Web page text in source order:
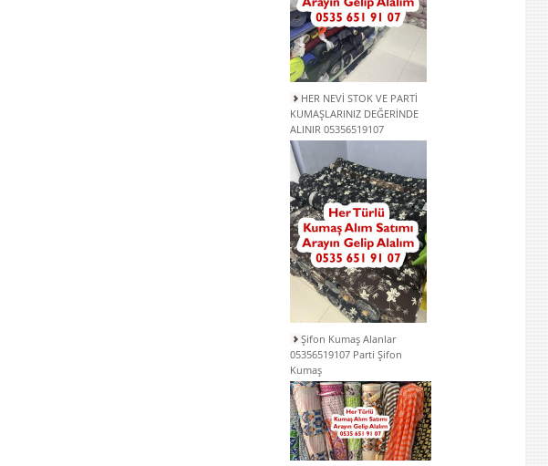
HER NEVİ STOK VE PARTİ
KUMAŞLARINIZ DEĞERİNDE
ALINIR 05356519107
Şifon Kumaş Alanlar
05356519107 Parti Şifon
Kumaş